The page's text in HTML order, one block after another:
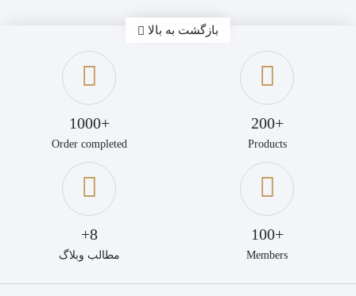
بازگشت به بالا
+200
Products
+1000
Order completed
+100
Members
8+
مطالب وبلاگ